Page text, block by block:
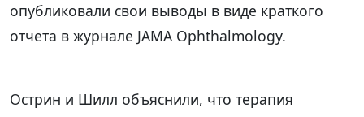
опубликовали свои выводы в виде краткого
отчета в журнале JAMA Ophthalmology.
Острин и Шилл объяснили, что терапия